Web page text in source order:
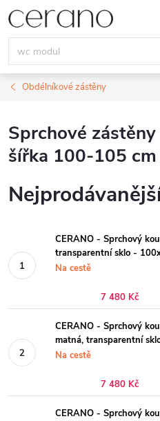
Přejít
na
obsah
Obdélníkové zástěny
Sprchové
šířka 100-105 cm
CERANO - Sprchový
transparentní sklo -
Na cestě
7 480 Kč
CERANO - Sprchový
matná, transparentní
Na cestě
7 480 Kč
CERANO - Sprchový